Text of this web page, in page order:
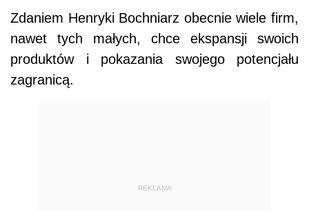
Zdaniem Henryki Bochniarz obecnie wiele firm,
nawet tych małych, chce ekspansji swoich
produktów i pokazania swojego potencjału
zagranicą.
REKLAMA